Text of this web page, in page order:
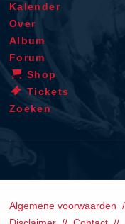
Kalender
Over
Album
Forum
Shop
Tickets
Zoeken
Algemene voorwaarden